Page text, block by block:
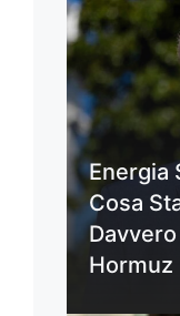
Energia
Cosa
Hormuz